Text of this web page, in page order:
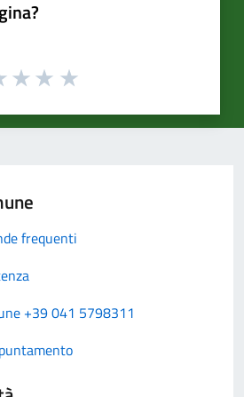
frequenti
+39 041 5798311